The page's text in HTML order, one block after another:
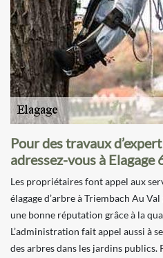
Pour des travaux
adressez-vous à Elagage
Les propriétaires font appel aux
élagage d’arbre à Triembach Au
une bonne réputation grâce à la
L’administration fait appel aussi à
des arbres dans les jardins publics.